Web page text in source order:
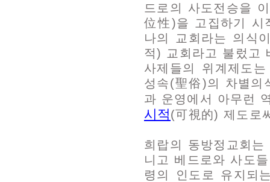
드로의 사도전승을
位性)을 고집하기 시
나의 교회라는 의식
적) 교회라고 불렀고
사제들의 위계제도
성속(聖俗)의 차별의
과 운영에서 아무런
시적(可視的) 제도로
희랍의 동방정교회
니고 베드로와 사도
령의 인도로 유지되